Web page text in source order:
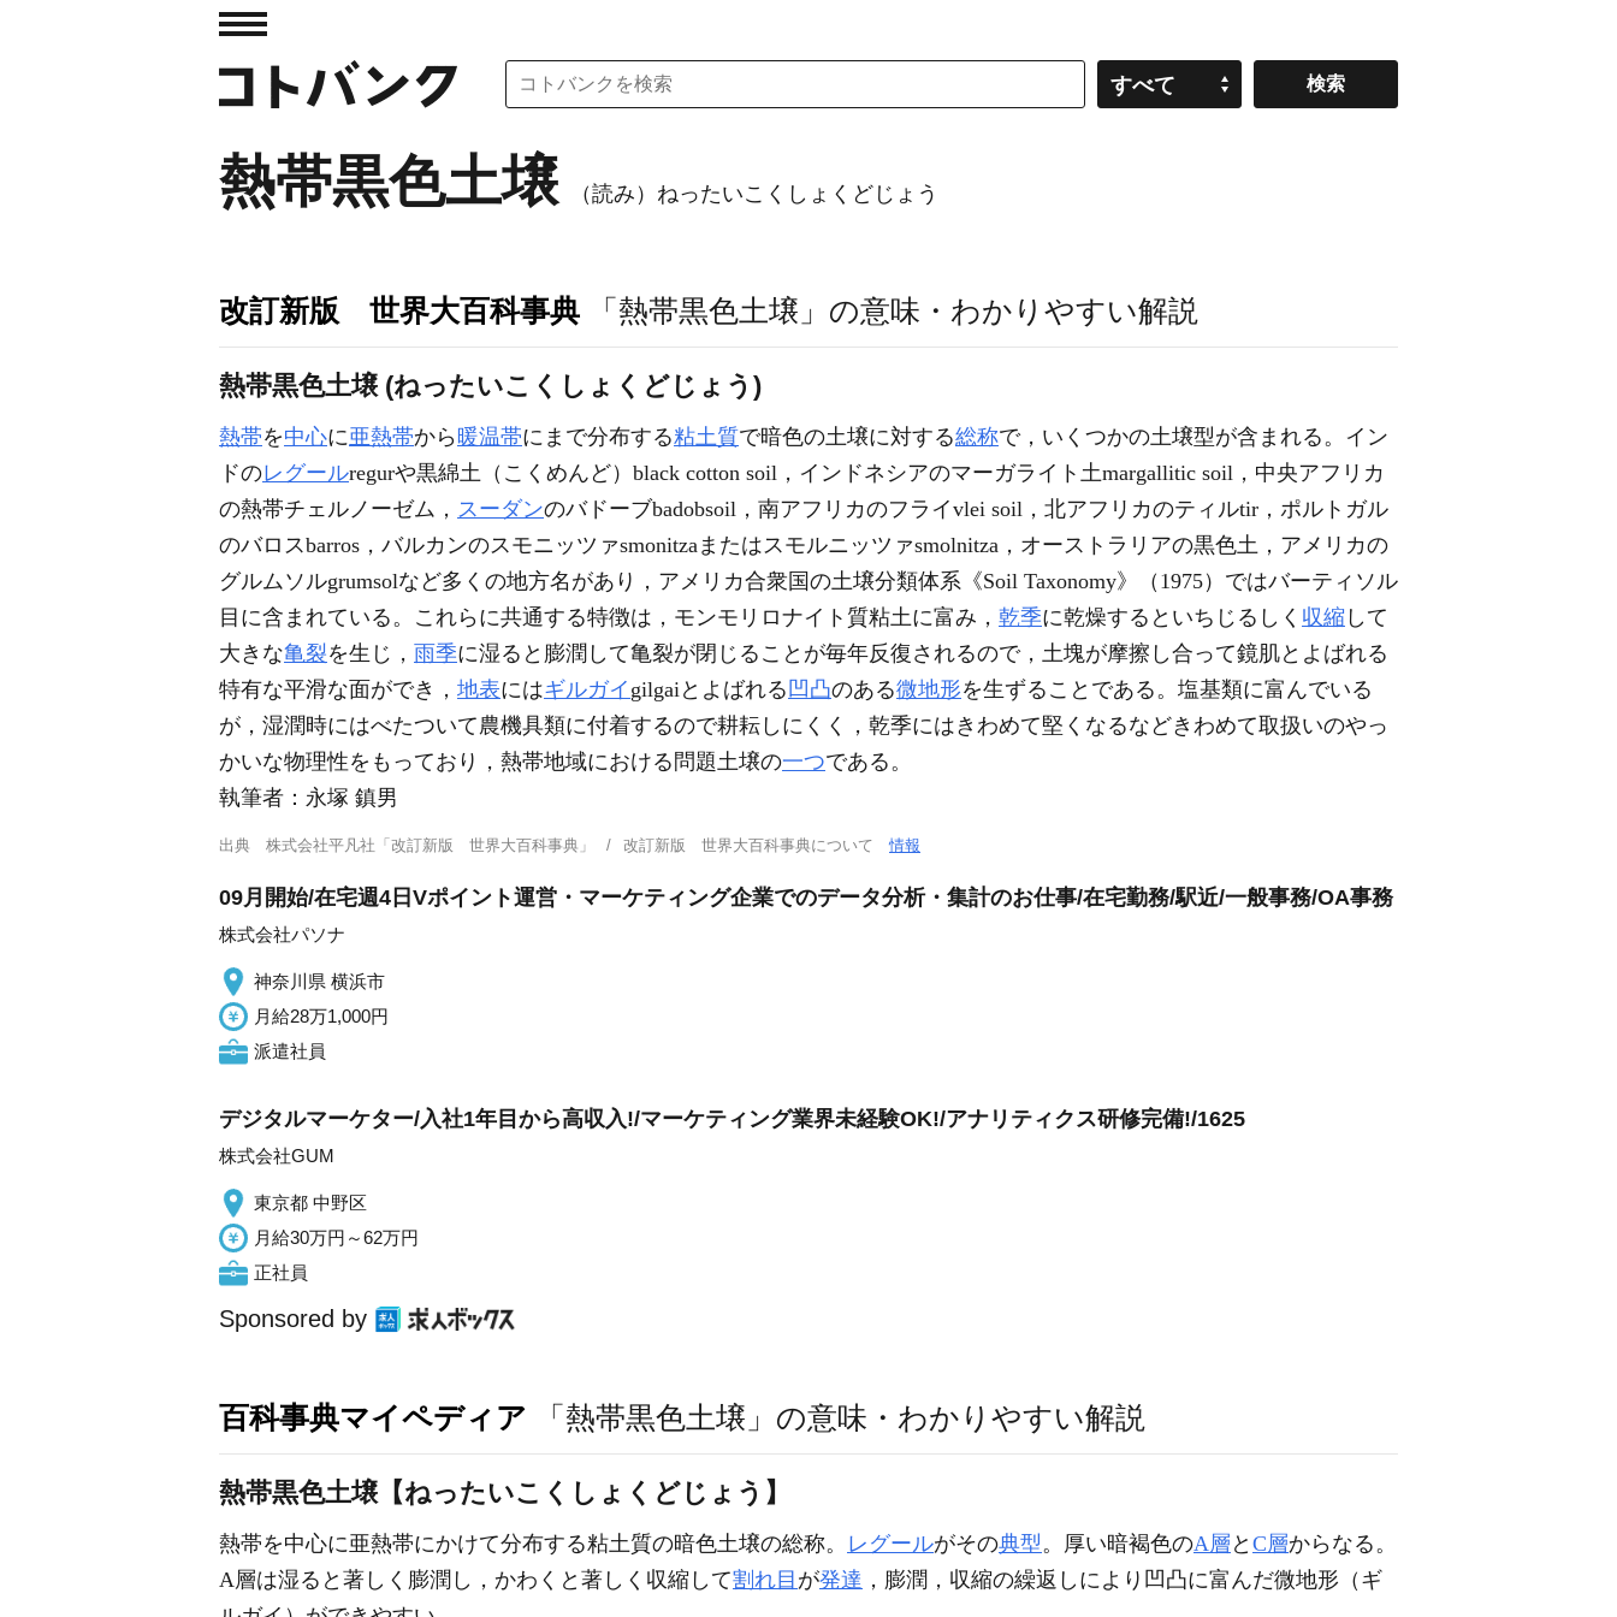
すべて
熱帯黒色土壌 （読み）ねったいこくしょくどじょう
改訂新版 世界大百科事典 「熱帯黒色土壌」の意味・わかりやすい解説
熱帯黒色土壌 (ねったいこくしょくどじょう)
熱帯を中心に亜熱帯から 暖温帯にまで分布する粘土質で暗色の土壌に対する総称で，いくつかの土壌型が含まれる。イン
ドのレグールregurや黒綿土（こくめんど）black cotton soil，インドネシアのマーガライト土margallitic soil，中央アフリカ
の熱帯チェルノーゼム， スーダンのバドーブbadobsoil，南アフリカのフライvlei soil，北アフリカのティルtir，ポルトガル
のバロスbarros，バルカンのスモニッツァsmonitzaまたはスモルニッツァsmolnitza，オーストラリアの黒色土，アメリカの
グルムソルgrumsolなど多くの地方名があり，アメリカ合衆国の土壌分類体系《Soil Taxonomy》（1975）ではバーティソル
目に含まれている。これらに共通する特徴は，モンモリロナイト質粘土に富み， 乾季に乾燥するといちじるしく 収縮 して
大きな亀裂を生じ， 雨季に湿ると膨潤して亀裂が閉じることが毎年反復されるので，土塊が摩擦し合って鏡肌とよばれる
特有な平滑な面ができ， 地表にはギルガイ gilgaiとよばれる 凹凸のある微地形を生ずることである。塩基類に富んでいる
が，湿潤時にはべたついて農機具類に付着するので耕耘しにくく，乾季にはきわめて堅くなるなどきわめて取扱いのやっ
かいな物理性をもっており，熱帯地域における問題土壌の一つである。
執筆者： 永塚 鎮男
出典 株式会社平凡社「改訂新版 世界大百科事典」 改訂新版 世界大百科事典について情報
09月開始/在宅週4日Vポイント運営・マーケティング企業でのデータ分析・集計のお仕事/在宅勤務/駅近/一般事務/OA事務
株式会社パソナ
神奈川県 横浜市
月給28万1,000円
派遣社員
デジタルマーケター/入社1年目から高収入!/マーケティング業界未経験OK!/アナリティクス研修完備!/1625
株式会社GUM
東京都 中野区
月給30万円～62万円
正社員
Sponsored by
百科事典マイペディア 「熱帯黒色土壌」の意味・わかりやすい解説
熱帯黒色土壌【ねったいこくしょくどじょう】
熱帯を中心に亜熱帯にかけて分布する粘土質の暗色土壌の総称。 レグールがその典型 。厚い暗褐色のA層 と C層からなる。
A層は湿ると著しく膨潤し，かわくと著しく収縮して割れ目 が発達 ，膨潤，収縮の繰返しにより凹凸に富んだ微地形（ギ